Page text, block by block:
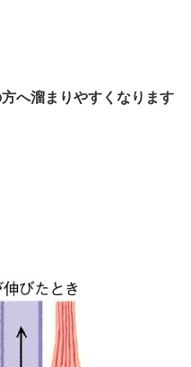
へ溜まりやすくなります